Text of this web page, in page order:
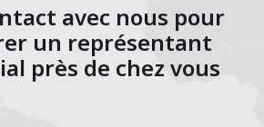
avec nous pour
un représentant
près de chez vous